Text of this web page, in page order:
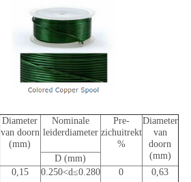
Diameter
van doorn
(mm)
Nominale
leiderdiameter
Pre-
zichuitrekt
%
Diameter
van
doorn
(mm)
D (mm)
0,15 0.250<d≤0.280 0 0,63